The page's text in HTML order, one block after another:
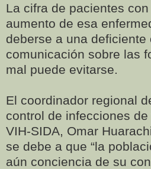
La cifra de pacientes
aumento de esa
deberse a una deficiente
comunicación sobre las
mal puede evitarse.
El coordinador regional
control de infecciones
VIH-SIDA, Omar
se debe a que “la
aún conciencia de su